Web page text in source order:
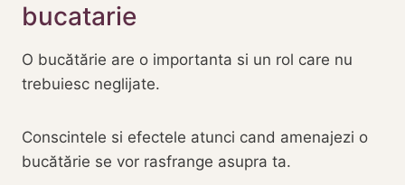
bucatarie
O bucătărie are o importanta si un rol care nu
trebuiesc neglijate.
Conscintele si efectele atunci cand amenajezi o
bucătărie se vor rasfrange asupra ta.